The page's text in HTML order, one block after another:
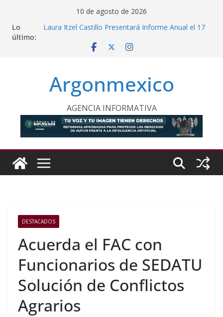
contenido
10 de agosto de 2026
Lo
último:
INE Defiende Contrato con Territorium Life y Niega
Laura Itzel Castillo Presentará Informe Anual el 17
Desde Puebla, Sheinbaum Impulsa Reforestación
Permanente en México
Refuerzan Abasto de Agua en Acapulco Ante
Lluvias Intensas
Argonmexico
AGENCIA INFORMATIVA
DESTACADOS
Acuerda el FAC con
Funcionarios de SEDATU
Solución de Conflictos
Agrarios